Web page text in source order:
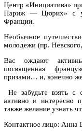
Центр «Инициатива»
Париж — Цюрих» с
Франции.
Необычное
молодежи (пр.
Вас ождают
посвященная
призами… и, конечно
Не забудьте взять с
активно и интересно
также желание узнать
Контактное лицо: Анна